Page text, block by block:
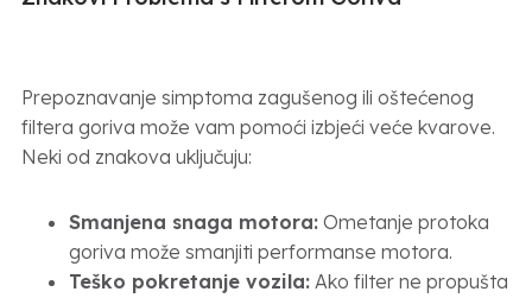
Prepoznavanje simptoma zagušenog ili oštećenog
filtera goriva može vam pomoći izbjeći veće kvarove.
Neki od znakova uključuju:
Smanjena snaga motora:Ometanje protoka
goriva može smanjiti performanse motora.
Teško pokretanje vozila:Ako filter ne propušta